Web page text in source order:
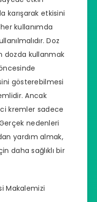
karışarak etkisini
kullanımda
Doz
dozda kullanmak
gösterebilmesi
Ancak
kremler sadece
nedenleri
yardım almak,
daha sağlıklı bir
Makalemizi